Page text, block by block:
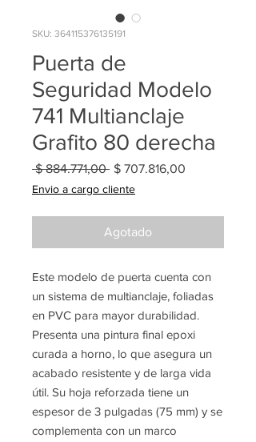
SKU: 364115376135191
Puerta de
Seguridad Modelo
741 Multianclaje
Grafito 80 derecha
$ 884.771,00 Precio
$ 707.816,00
Envio a cargo cliente
Agotado
Este modelo de puerta cuenta con
un sistema de multianclaje, foliadas
en PVC para mayor durabilidad.
Presenta una pintura final epoxi
curada a horno, lo que asegura un
acabado resistente y de larga vida
útil. Su hoja reforzada tiene un
espesor de 3 pulgadas (75 mm) y se
complementa con un marco